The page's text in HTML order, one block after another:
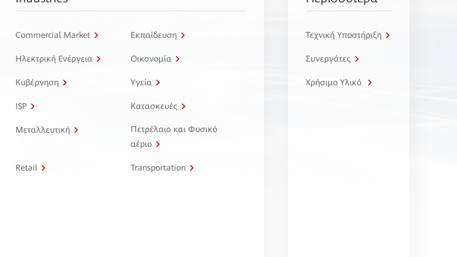
Commercial Market Εκπαίδευση
Ηλεκτρική Ενέργεια Οικονομία
Κυβέρνηση Υγεία
ISP Κατασκευές
Μεταλλευτική
Πετρέλαιο και Φυσικό
αέριο
Retail Transportation
Τεχνική Υποστήριξη
Συνεργάτες
Χρήσιμο Υλικό